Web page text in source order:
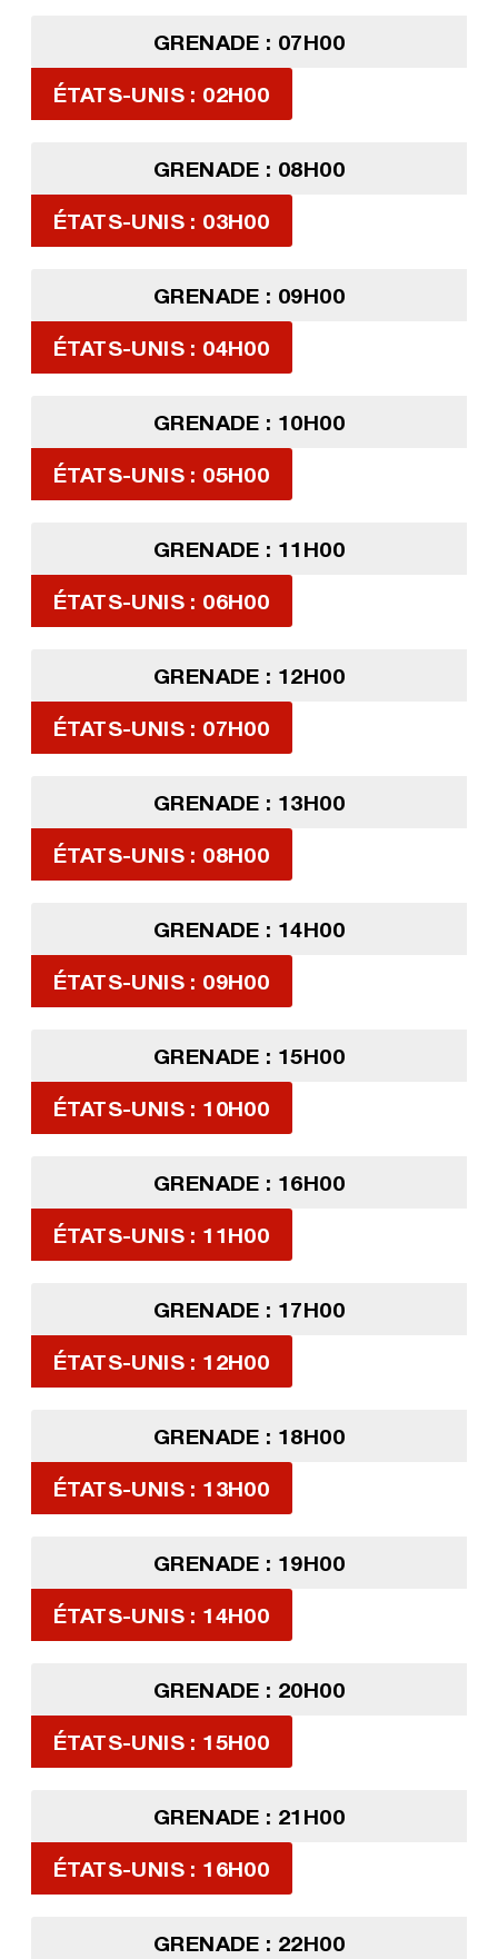
GRENADE : 07H00
ÉTATS-UNIS : 02H00
GRENADE : 08H00
ÉTATS-UNIS : 03H00
GRENADE : 09H00
ÉTATS-UNIS : 04H00
GRENADE : 10H00
ÉTATS-UNIS : 05H00
GRENADE : 11H00
ÉTATS-UNIS : 06H00
GRENADE : 12H00
ÉTATS-UNIS : 07H00
GRENADE : 13H00
ÉTATS-UNIS : 08H00
GRENADE : 14H00
ÉTATS-UNIS : 09H00
GRENADE : 15H00
ÉTATS-UNIS : 10H00
GRENADE : 16H00
ÉTATS-UNIS : 11H00
GRENADE : 17H00
ÉTATS-UNIS : 12H00
GRENADE : 18H00
ÉTATS-UNIS : 13H00
GRENADE : 19H00
ÉTATS-UNIS : 14H00
GRENADE : 20H00
ÉTATS-UNIS : 15H00
GRENADE : 21H00
ÉTATS-UNIS : 16H00
GRENADE : 22H00